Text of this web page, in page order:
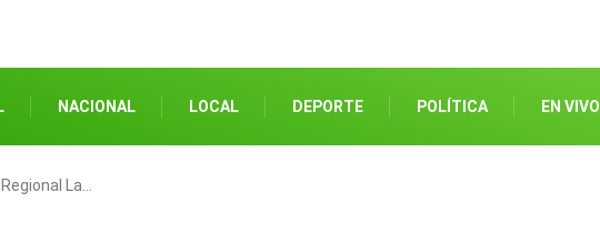
NACIONAL LOCAL DEPORTE POLÍTICA EN VIVO
La…